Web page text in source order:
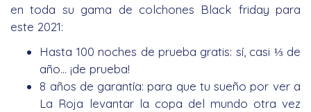
en toda su gama de colchones Black friday para
este 2021:
Hasta 100 noches de prueba gratis: sí, casi ⅓ de
año… ¡de prueba!
8 años de garantía: para que tu sueño por ver a
La Roja levantar la copa del mundo otra vez